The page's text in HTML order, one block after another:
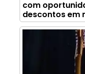
com
descontos em